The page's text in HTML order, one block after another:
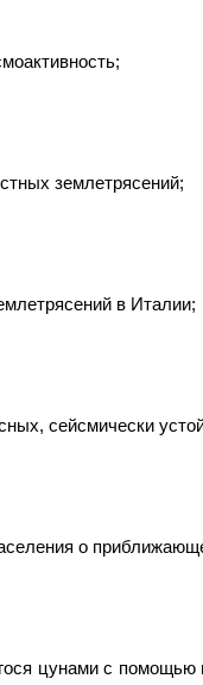
землетрясений;
в Италии;
сейсмически
о
цунами с помощью